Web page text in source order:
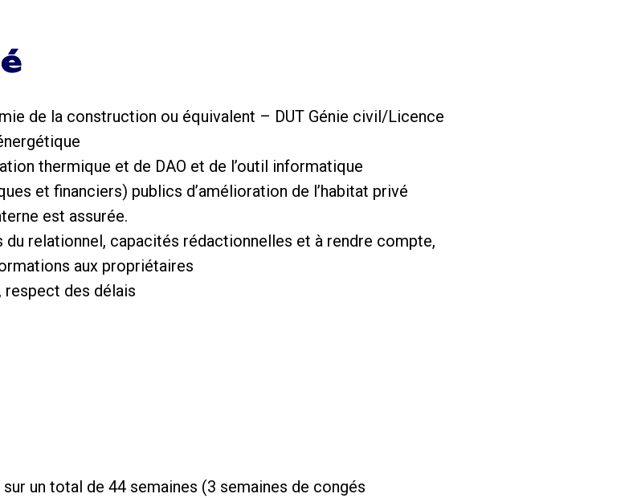
de la construction ou équivalent – DUT Génie civil/Licence
thermique et de DAO et de l’outil informatique
et financiers) publics d’amélioration de l’habitat privé
est assurée.
du relationnel, capacités rédactionnelles et à rendre compte,
aux propriétaires
respect des délais
un total de 44 semaines (3 semaines de congés